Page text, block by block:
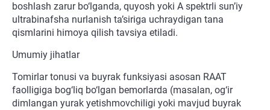
boshlash zarur bo‘lganda, quyosh yoki A spektrli sun’iy
ultrabinafsha nurlanish ta’siriga uchraydigan tana
qismlarini himoya qilish tavsiya etiladi.
Umumiy jihatlar
Tomirlar tonusi va buyrak funksiyasi asosan RAAT
faolligiga bog‘liq bo‘lgan bemorlarda (masalan, og‘ir
dimlangan yurak yetishmovchiligi yoki mavjud buyrak